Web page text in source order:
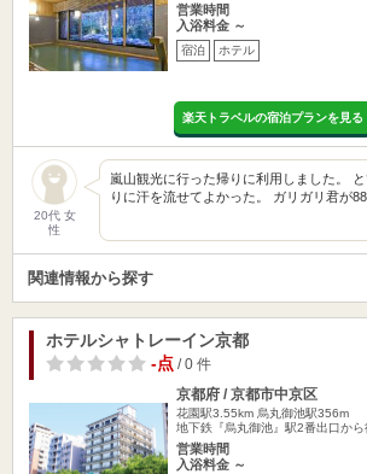
営業時間
入浴料金 ～
宿泊 ホテル
楽天トラベルの宿泊プランを見る
20代 女
性
嵐山観光に行った帰りに利用しました。
りに汗を流せてよかった。 ガリガリ君が
関連情報から探す
ホテルシャトレーイン京都
-点/ 0 件
京都府 / 京都市中京区
花園駅3.55km 烏丸御池駅356m
地下鉄『烏丸御池』駅2番出口から
営業時間
入浴料金 ～